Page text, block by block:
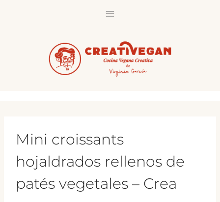
Mini croissants
hojaldrados rellenos de
patés vegetales – Crea